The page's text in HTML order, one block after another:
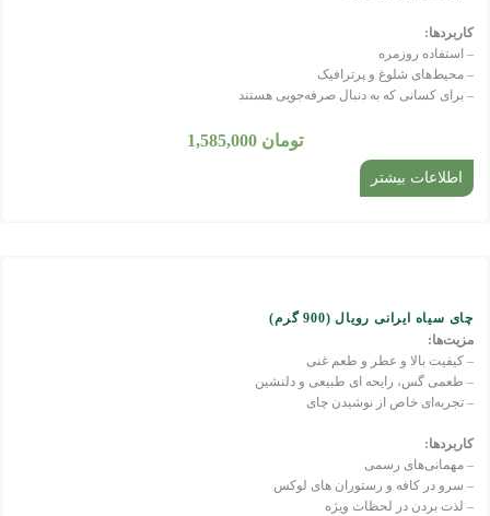
کاربردها:
– استفاده روزمره
– محیط‌های شلوغ و پرترافیک
– برای کسانی که به دنبال صرفه‌جویی هستند
اطلاعات بیشتر
تومان
چای سیاه ایرانی رویال (900 گرم)
مزیت‌ها:
– کیفیت بالا و عطر و طعم غنی
– طعمی گس، رایحه ای طبیعی و دلنشین
– تجربه‌ای خاص از نوشیدن چای
کاربردها:
– مهمانی‌های رسمی
– سرو در کافه و رستوران های لوکس
– لذت بردن در لحظات ویژه